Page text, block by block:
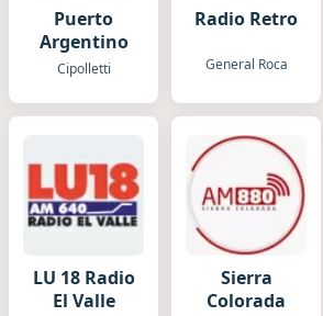
Puerto
Argentino
Cipolletti
Radio Retro
General Roca
LU 18 Radio
El Valle
Sierra
Colorada